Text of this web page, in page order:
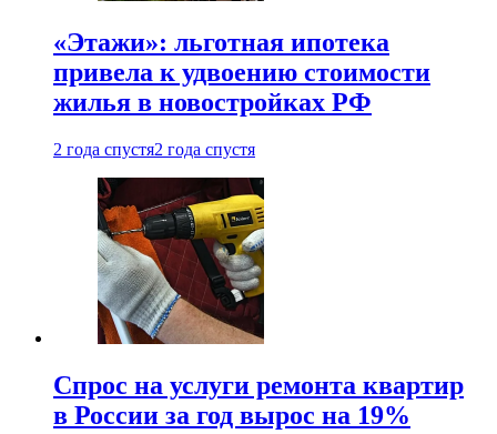
«Этажи»: льготная ипотека
привела к удвоению стоимости
жилья в новостройках РФ
2 года спустя2 года спустя
Спрос на услуги ремонта квартир
в России за год вырос на 19%